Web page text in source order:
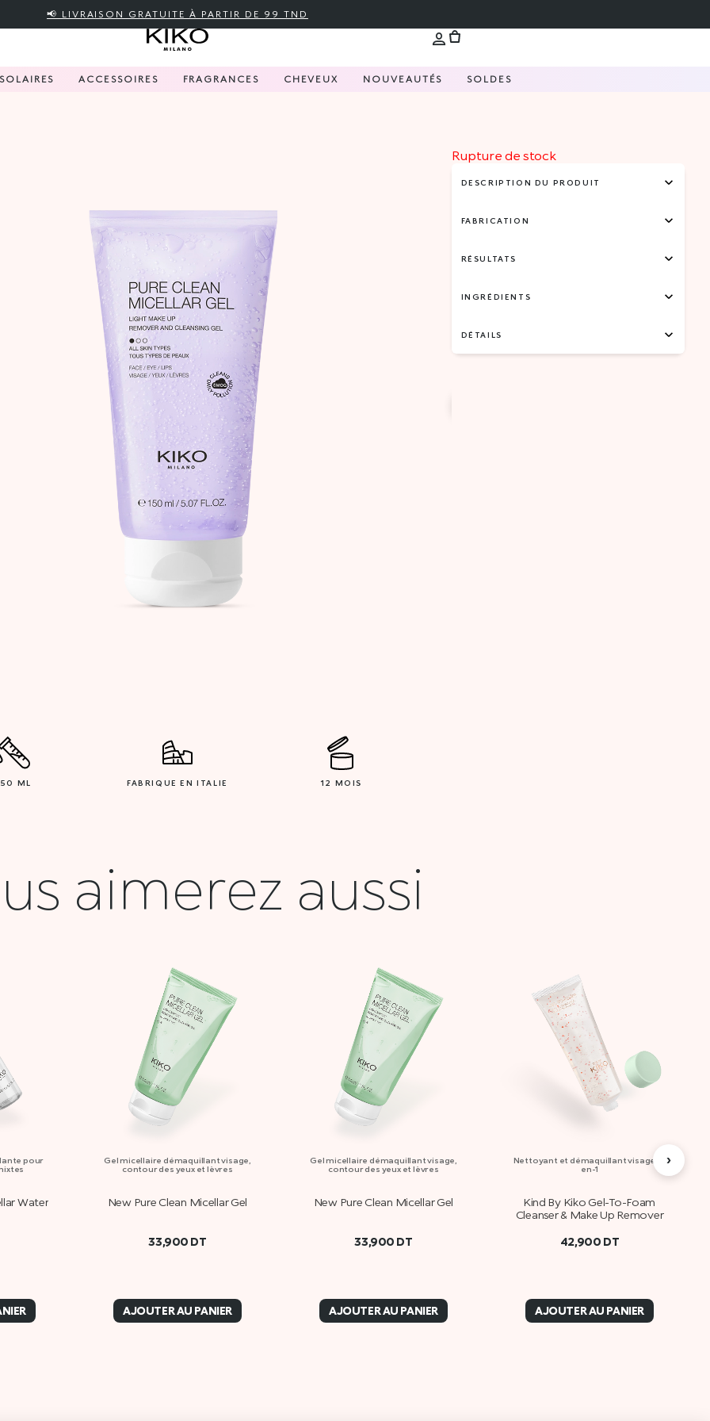
📢 LIVRAISON GRATUITE À PARTIR DE 99 TND
SOLAIRES ACCESSOIRES FRAGRANCES CHEVEUX NOUVEAUTÉS SOLDES
Rupture de stock
DESCRIPTION DU PRODUIT
FABRICATION
RÉSULTATS
INGRÉDIENTS
DÉTAILS
ML FABRIQUE EN ITALIE 12 MOIS
aimerez aussi
pour
Water
Gel micellaire démaquillant visage,
contour des yeux et lèvres
New Pure Clean Micellar Gel
33,900 DT
AJOUTER AU PANIER
Gel micellaire démaquillant visage,
contour des yeux et lèvres
New Pure Clean Micellar Gel
33,900 DT
AJOUTER AU PANIER
Nettoyant et démaquillant visage 2-
en-1
Kind By Kiko Gel-To-Foam
Cleanser & Make Up Remover
42,900 DT
AJOUTER AU PANIER
›